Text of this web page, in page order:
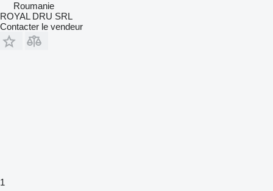
Roumanie
ROYAL DRU SRL
Contacter le vendeur
1